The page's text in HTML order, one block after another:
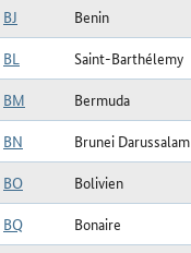
BJ
Benin
BL
Saint-Barthélemy
BM
Bermuda
BN
Brunei Darussalam
BO
Bolivien
BQ
Bonaire